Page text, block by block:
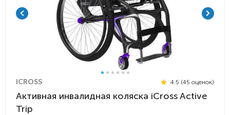
ICROSS 4.5 (45 оценок)
Активная инвалидная коляска iCross Active
Trip